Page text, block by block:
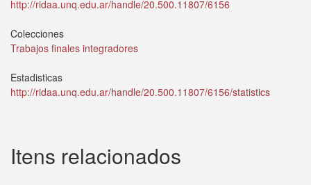
http://ridaa.unq.edu.ar/handle/20.500.11807/6156
Colecciones
Trabajos finales integradores
Estadisticas
http://ridaa.unq.edu.ar/handle/20.500.11807/6156/statistics
Itens relacionados